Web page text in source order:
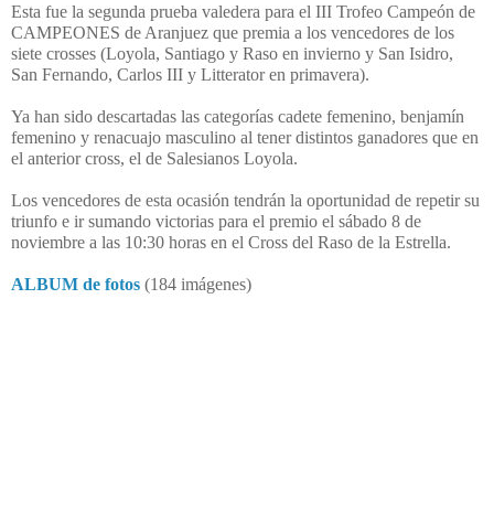
Esta fue la segunda prueba valedera para el III Trofeo Campeón de
CAMPEONES de Aranjuez que premia a los vencedores de los
siete crosses (Loyola, Santiago y Raso en invierno y San Isidro,
San Fernando, Carlos III y Litterator en primavera).
Ya han sido descartadas las categorías cadete femenino, benjamín
femenino y renacuajo masculino al tener distintos ganadores que en
el anterior cross, el de Salesianos Loyola.
Los vencedores de esta ocasión tendrán la oportunidad de repetir su
triunfo e ir sumando victorias para el premio el sábado 8 de
noviembre a las 10:30 horas en el Cross del Raso de la Estrella.
ALBUM de fotos (184 imágenes)